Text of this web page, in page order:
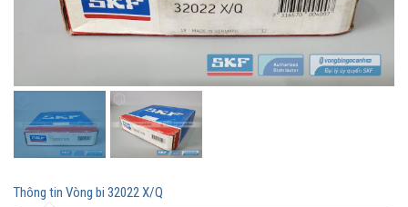
Thông tin Vòng bi 32022 X/Q